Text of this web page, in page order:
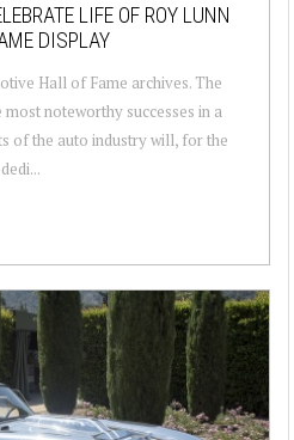
LIFE OF ROY LUNN
DISPLAY
Hall of Fame archives. The
noteworthy successes in a
of the auto industry will, for the